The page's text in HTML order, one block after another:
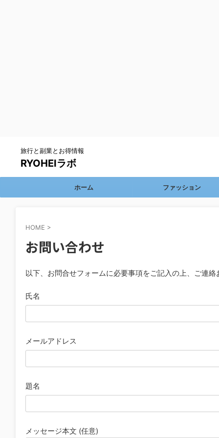
旅行と副業とお得情報
RYOHEIラボ
ホーム ファッション
HOME >
お問い合わせ
以下、お問合せフォームに必要事項をご記入の上、ご連絡
氏名
メールアドレス
題名
メッセージ本文 (任意)